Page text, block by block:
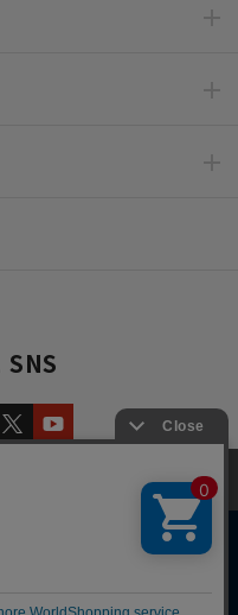
ツ改善のためにCookieを使用
の使用に同意したものとみな